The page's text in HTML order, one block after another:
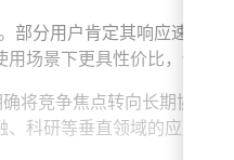
部分用户肯定其响应速度与
场景下更具性价比，但价
将竞争焦点转向长期协作
科研等垂直领域的应用前